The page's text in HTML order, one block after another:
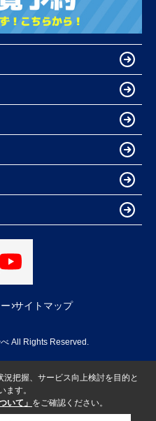
サイトマップ
All Rights Reserved.
把握、サービス向上検討を目的と
ます。
いて」 をご確認ください。